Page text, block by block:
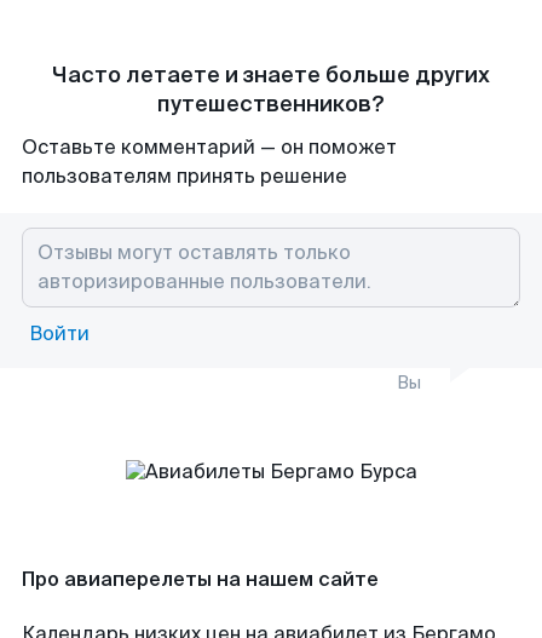
Часто летаете и знаете больше других
путешественников?
Оставьте комментарий — он поможет
пользователям принять решение
Войти
Вы
Про авиаперелеты на нашем сайте